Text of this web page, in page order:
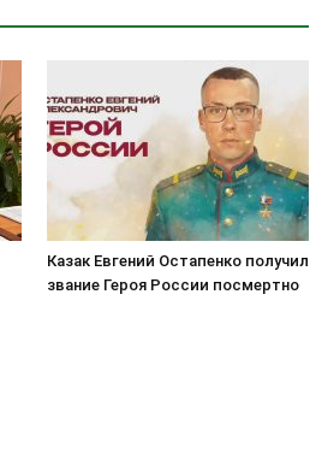
Казак Евгений Остапенко получил
звание Героя России посмертно